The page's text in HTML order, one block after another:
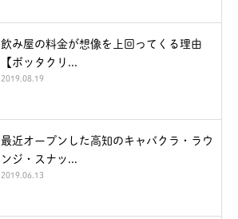
飲み屋の料金が想像を上回ってくる理由
【ボッタクリ...
2019.08.19
最近オープンした高知のキャバクラ・ラウ
ンジ・スナッ...
2019.06.13